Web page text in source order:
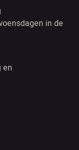
in de
en